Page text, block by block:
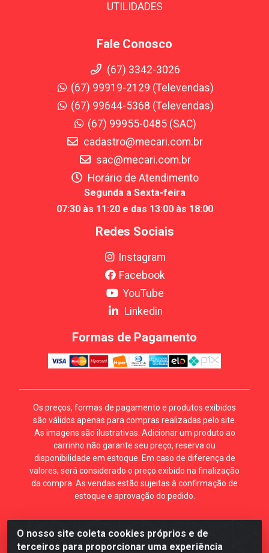
O nosso site coleta cookies próprios e de
terceiros para proporcionar uma experiência
UTILIDADES
Fale Conosco
(67) 3342-3026
(67) 99919-2129 (Televendas)
(67) 99644-5368 (Televendas)
(67) 99955-0485 (SAC)
cadastro@mecari.com.br
sac@mecari.com.br
Horário de Atendimento
Segunda a Sexta-feira
07:30 às 11:20 e das 13:00 às 18:00
Redes Sociais
Instagram
Facebook
YouTube
Linkedin
Formas de Pagamento
Os preços, formas de pagamento e produtos exibidos
são válidos apenas para compras realizadas pelo site.
As imagens são ilustrativas. Adicionar um produto ao
carrinho não garante seu preço, reserva ou
disponibilidade em estoque. Em caso de diferença de
valores, será considerado o preço exibido na finalização
da compra. As vendas estão sujeitas à confirmação de
estoque e aprovação do pedido.
Mécari Distribuidora - Av. Gury Marques, 5164. Jd Centro